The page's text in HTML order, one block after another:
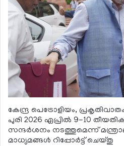
കേന്ദ്ര പെട്രോളിയം,
പുരി 2026 ഏപ്രില്‍ 9-10
സന്ദര്‍ശനം നടത്തുമെന്ന്
മാധ്യമങ്ങള്‍ റിപ്പോര്‍ട്ട് ചെയ്തു